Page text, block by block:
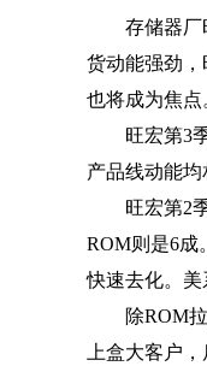
存储器厂
货动能强劲
也将成为焦点
旺宏第3
产品线动能均
旺宏第2
ROM则是6成
快速去化。美
除ROM
上盒大客户